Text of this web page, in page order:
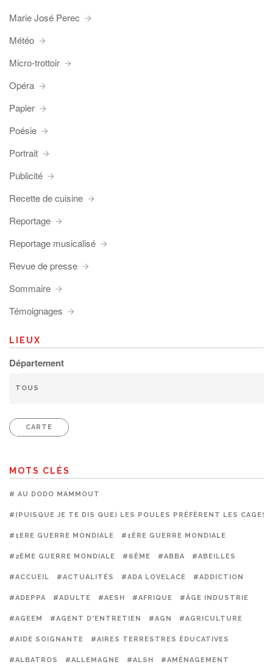
Marie José Perec
Météo
Micro-trottoir
Opéra
Papier
Poésie
Portrait
Publicité
Recette de cuisine
Reportage
Reportage musicalisé
Revue de presse
Sommaire
Témoignages
LIEUX
Département
CARTE
MOTS CLÉS
# AU DODO MAMMOUT
#(PUISQUE JE TE DIS QUE) LES POULES PRÉFÈRENT LES CAGES
#1ERE GUERRE MONDIALE #1ÈRE GUERRE MONDIALE
#2ÈME GUERRE MONDIALE #6ÈME #ABBA #ABEILLES
#ACCUEIL #ACTUALITÉS #ADA LOVELACE #ADDICTION
#ADEPPA #ADULTE #AESH #AFRIQUE #ÂGE INDUSTRIE
#AGEEM #AGENT D'ENTRETIEN #AGN #AGRICULTURE
#AIDE SOIGNANTE #AIRES TERRESTRES ÉDUCATIVES
#ALBATROS #ALLEMAGNE #ALSH #AMÉNAGEMENT